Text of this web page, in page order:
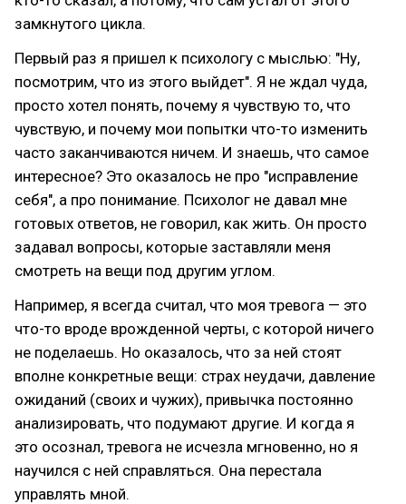
замкнутого цикла.
Первый раз я пришел к психологу с мыслью: "Ну,
посмотрим, что из этого выйдет". Я не ждал чуда,
просто хотел понять, почему я чувствую то, что
чувствую, и почему мои попытки что-то изменить
часто заканчиваются ничем. И знаешь, что самое
интересное? Это оказалось не про "исправление
себя", а про понимание. Психолог не давал мне
готовых ответов, не говорил, как жить. Он просто
задавал вопросы, которые заставляли меня
смотреть на вещи под другим углом.
Например, я всегда считал, что моя тревога — это
что-то вроде врожденной черты, с которой ничего
не поделаешь. Но оказалось, что за ней стоят
вполне конкретные вещи: страх неудачи, давление
ожиданий (своих и чужих), привычка постоянно
анализировать, что подумают другие. И когда я
это осознал, тревога не исчезла мгновенно, но я
научился с ней справляться. Она перестала
управлять мной.